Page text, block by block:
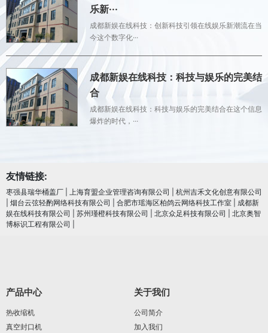
乐新···
成都新娱在线科技：创新科技引领在线娱乐新潮流在当
今这个数字化···
成都新娱在线科技：科技与娱乐的完美结
合
成都新娱在线科技：科技与娱乐的完美结合在这个信息
爆炸的时代，···
友情链接:
枣强县瑞华桶盖厂 上海育盟企业管理咨询有限公司
杭州吉禾文化创意有限公司
烟台云弦轻酌网络科技有限公司 合肥市瑶海区柏鸽云网络科技工作室
成都新
娱在线科技有限公司
苏州瑾橙科技有限公司 北京众足科技有限公司
北京奥智
博标识工程有限公司
产品中心
热收缩机
真空封口机
关于我们
公司简介
加入我们